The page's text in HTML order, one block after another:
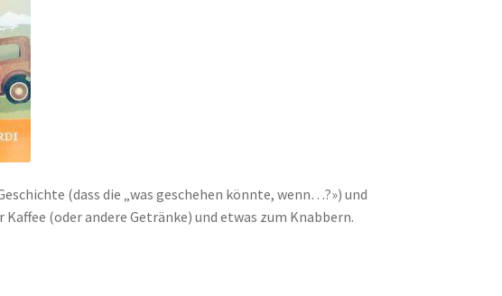
(dass die „was geschehen könnte, wenn…?») und
(oder andere Getränke) und etwas zum Knabbern.